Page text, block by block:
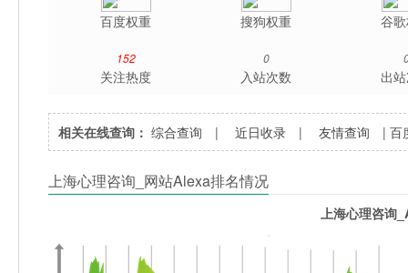
百度权重 搜狗权重 谷
152
关注热度
0
入站次数 出
相关在线查询： 综合查询 |近日收录 |友情查询 |百
上海心理咨询_网站Alexa排名情况
上海心理咨询